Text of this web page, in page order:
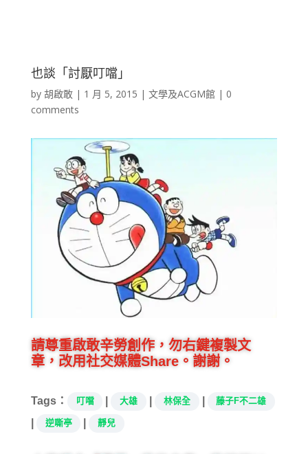
也談「討厭叮噹」
by 胡啟敢| 1 月 5, 2015 | 文學及ACGM館| 0
comments
請尊重啟敢辛勞創作，勿右鍵複製文
章，改用社交媒體Share。謝謝。
Tags： 叮噹 大雄 林保全 藤子F不二雄
逆嘶亭 靜兒